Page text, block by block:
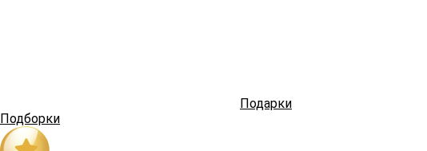
Подарки
Подборки